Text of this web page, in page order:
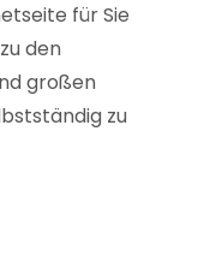
für Sie
den
großen
zu